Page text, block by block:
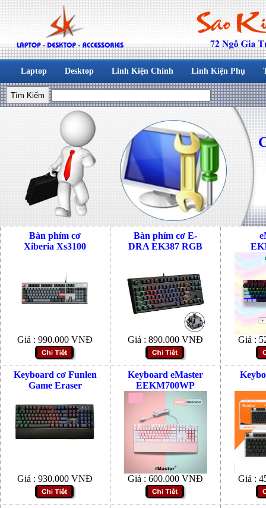
Laptop Desktop Linh Kiện Chính Linh Kiện Phụ
Bàn phím cơ
Xiberia Xs3100
Giá :990.000 VNĐ
Bàn phím cơ E-
DRA EK387 RGB
Giá : 890.000 VNĐ Giá :
Keyboard cơ Funlen
Game Eraser
Giá :930.000 VNĐ
Keyboard eMaster
EEKM700WP
Giá : 600.000 VNĐ Giá :